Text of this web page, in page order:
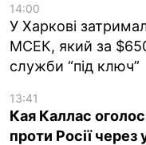
14:00
У Харкові
МСЕК, який за
служби “під ключ”
13:41
Кая Каллас
проти Росії через